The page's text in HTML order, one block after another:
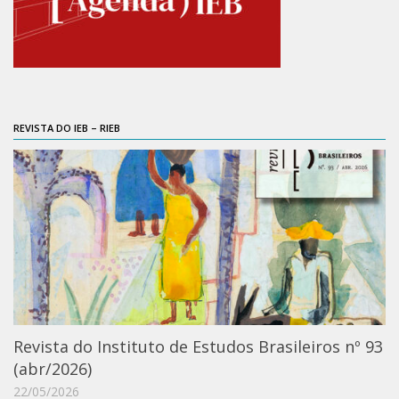
Moraes Silva
Portais
Educação em Fronteiras
Plataforma Modernismo
Ver – Anita Malfatti
Novos Projetos
Manuel Correia de Andrade
Graduação
Sobre a Graduação
Disciplinas
2° semestre
Aluno Especial
REVISTA DO IEB – RIEB
Revista do Instituto de Estudos Brasileiros nº 93
(abr/2026)
22/05/2026